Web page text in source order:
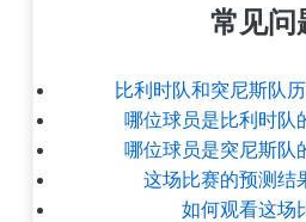
常见问
比利时队和突尼斯队
哪位球员是比利时队
哪位球员是突尼斯队
这场比赛的预测结
如何观看这场